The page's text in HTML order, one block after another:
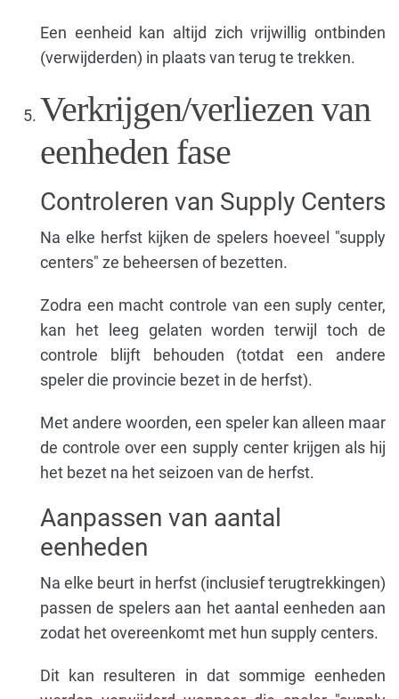
Een eenheid kan altijd zich vrijwillig ontbinden
(verwijderden) in plaats van terug te trekken.
Verkrijgen/verliezen van
eenheden fase
Controleren van Supply Centers
Na elke herfst kijken de spelers hoeveel "supply
centers" ze beheersen of bezetten.
Zodra een macht controle van een suply center,
kan het leeg gelaten worden terwijl toch de
controle blijft behouden (totdat een andere
speler die provincie bezet in de herfst).
Met andere woorden, een speler kan alleen maar
de controle over een supply center krijgen als hij
het bezet na het seizoen van de herfst.
Aanpassen van aantal
eenheden
Na elke beurt in herfst (inclusief terugtrekkingen)
passen de spelers aan het aantal eenheden aan
zodat het overeenkomt met hun supply centers.
Dit kan resulteren in dat sommige eenheden